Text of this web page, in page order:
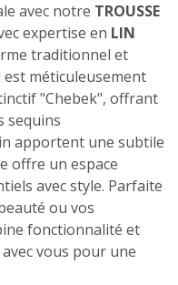
avec notre TROUSSE
expertise en LIN
traditionnel et
méticuleusement
"Chebek", offrant
sequins
apportent une subtile
offre un espace
avec style. Parfaite
ou vos
fonctionnalité et
vous pour une